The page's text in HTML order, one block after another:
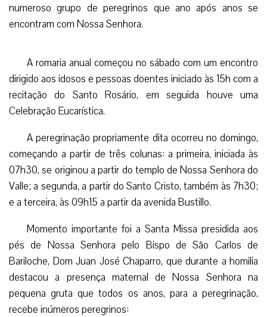
numeroso grupo de peregrinos que ano após anos se
encontram com Nossa Senhora.
A romaria anual começou no sábado com um encontro
dirigido aos idosos e pessoas doentes iniciado às 15h com a
recitação do Santo Rosário, em seguida houve uma
Celebração Eucarística.
A peregrinação propriamente dita ocorreu no domingo,
começando a partir de três colunas: a primeira, iniciada às
07h30, se originou a partir do templo de Nossa Senhora do
Valle; a segunda, a partir do Santo Cristo, também às 7h30;
e a terceira, às 09h15 a partir da avenida Bustillo.
Momento importante foi a Santa Missa presidida aos
pés de Nossa Senhora pelo Bispo de São Carlos de
Bariloche, Dom Juan José Chaparro, que durante a homilia
destacou a presença maternal de Nossa Senhora na
pequena gruta que todos os anos, para a peregrinação,
recebe inúmeros peregrinos: